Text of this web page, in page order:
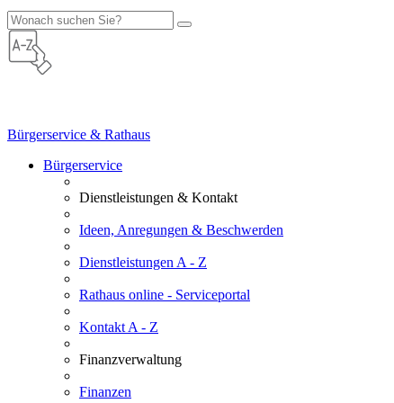
Bürgerservice & Rathaus
Bürgerservice
Dienstleistungen & Kontakt
Ideen, Anregungen & Beschwerden
Dienstleistungen A - Z
Rathaus online - Serviceportal
Kontakt A - Z
Finanzverwaltung
Finanzen